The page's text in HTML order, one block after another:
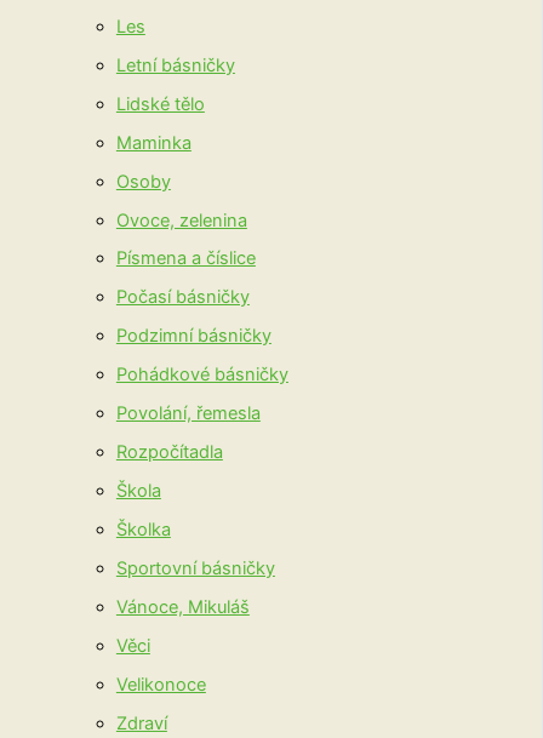
Les
Letní básničky
Lidské tělo
Maminka
Osoby
Ovoce, zelenina
Písmena a číslice
Počasí básničky
Podzimní básničky
Pohádkové básničky
Povolání, řemesla
Rozpočítadla
Škola
Školka
Sportovní básničky
Vánoce, Mikuláš
Věci
Velikonoce
Zdraví